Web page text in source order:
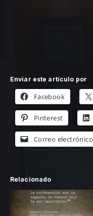
Enviar este artículo por
Facebook
Pinterest
Correo electrónico
Relacionado